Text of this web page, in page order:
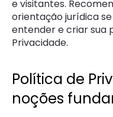
Política de
noções
e visitantes.
orientação jurídica
entender e criar sua
Privacidade.